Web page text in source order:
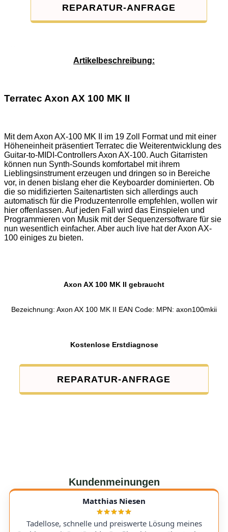
REPARATUR-ANFRAGE
Artikelbeschreibung:
Terratec Axon AX 100 MK II
Mit dem Axon AX-100 MK II im 19 Zoll Format und mit einer
Höheneinheit präsentiert Terratec die Weiterentwicklung des
Guitar-to-MIDI-Controllers Axon AX-100. Auch Gitarristen
können nun Synth-Sounds komfortabel mit ihrem
Lieblingsinstrument erzeugen und dringen so in Bereiche
vor, in denen bislang eher die Keyboarder dominierten. Ob
die so midifizierten Saitenartisten sich allerdings auch
automatisch für die Produzentenrolle empfehlen, wollen wir
hier offenlassen. Auf jeden Fall wird das Einspielen und
Programmieren von Musik mit der Sequenzersoftware für sie
nun wesentlich einfacher. Aber auch live hat der Axon AX-
100 einiges zu bieten.
Axon AX 100 MK II gebraucht
Bezeichnung: Axon AX 100 MK II EAN Code: MPN: axon100mkii
Kostenlose Erstdiagnose
REPARATUR-ANFRAGE
Kundenmeinungen
Matthias Niesen
Tadellose, schnelle und preiswerte Lösung meines